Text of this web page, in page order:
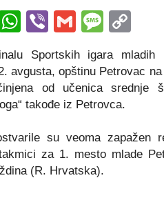
Threads
WhatsApp
ViberGmail
Sportskih igara
avgusta, opštinu Petrovac
od učenica srednje
takođe iz Petrovca.
su veoma zapažen
za 1. mesto mlade
(R. Hrvatska).